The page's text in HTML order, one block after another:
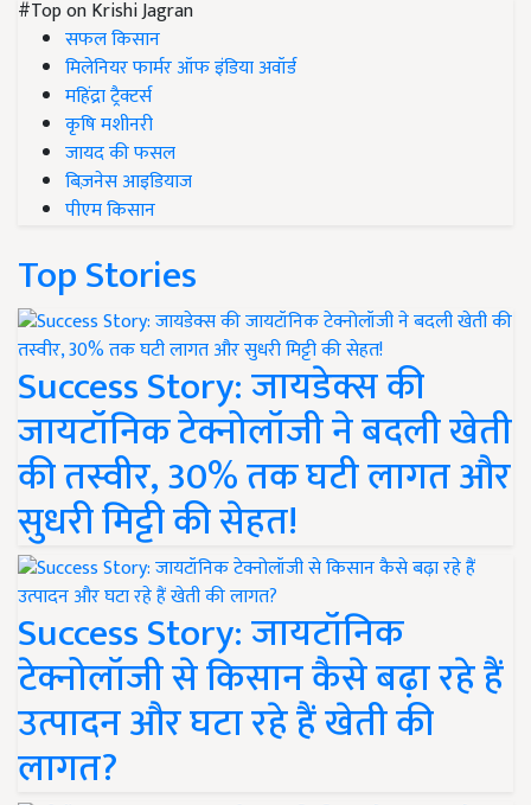
#Top on Krishi Jagran
सफल किसान
मिलेनियर फार्मर ऑफ इंडिया अवॉर्ड
महिंद्रा ट्रैक्टर्स
कृषि मशीनरी
जायद की फसल
बिज़नेस आइडियाज
पीएम किसान
Top Stories
Success Story: जायडेक्स की
जायटॉनिक टेक्नोलॉजी ने बदली खेती
की तस्वीर, 30% तक घटी लागत और
सुधरी मिट्टी की सेहत!
Success Story: जायटॉनिक
टेक्नोलॉजी से किसान कैसे बढ़ा रहे हैं
उत्पादन और घटा रहे हैं खेती की
लागत?